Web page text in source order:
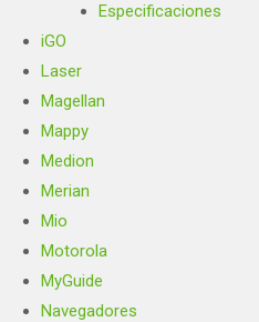
Especificaciones
iGO
Laser
Magellan
Mappy
Medion
Merian
Mio
Motorola
MyGuide
Navegadores